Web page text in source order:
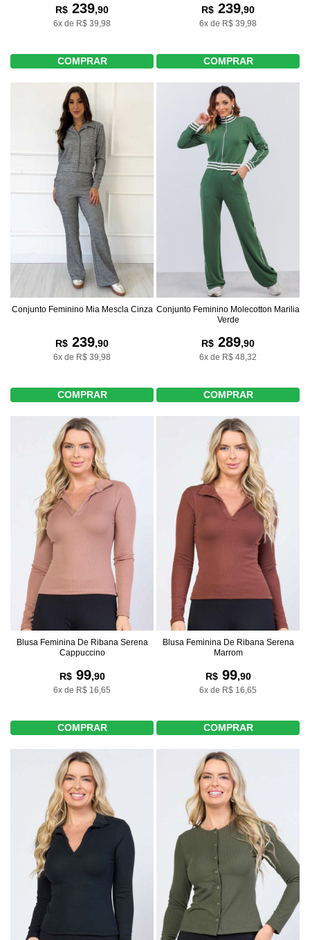
R$ 239,90
6x de R$ 39,98
COMPRAR
R$ 239,90
6x de R$ 39,98
COMPRAR
Conjunto Feminino Mia Mescla Cinza
R$ 239,90
6x de R$ 39,98
COMPRAR
Conjunto Feminino Molecotton Marilia
Verde
R$ 289,90
6x de R$ 48,32
COMPRAR
Blusa Feminina De Ribana Serena
Cappuccino
R$99,90
6x de R$ 16,65
COMPRAR
Blusa Feminina De Ribana Serena
Marrom
R$99,90
6x de R$ 16,65
COMPRAR